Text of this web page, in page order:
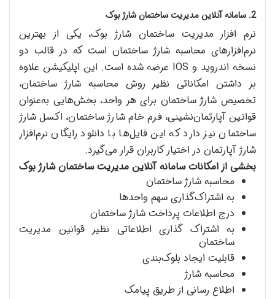
2. سامانه آنلاین مدیریت ساختمان شارژ بوک
نرم‌ افزار مدیریت ساختمان شارژ بوک، یکی از بهترین
نرم‌افزارهای محاسبه شارژ ساختمان است که در قالب دو
نسخه اندروید و IOS عرضه شده است. این اپلیکیشن علاوه
‌بر داشتن امکاناتی نظیر روش محاسبه شارژ ساختمان،
تخصیص شارژ ساختمان برای هر واحد، بخش‌هایی به‌عنوان
قوانین آپارتمان‌‌نشینی، فرم خام شارژ ساختمان، اکسل شارژ
ساختمان نیز دارد که این فایل‌ها با دانلود رایگان نرم‌افزار
شارژ آپارتمان در اختیار کاربران قرار می‌گیرد.
بخشی از امکانات سامانه آنلاین مدیریت ساختمان شارژ بوک
محاسبه شارژ ساختمان
به اشتراک‌گذاری سهم واحدها
درج اطلاعات پرداخت شارژ ساختمان
به اشتراک گذاری اطلاعاتی نظیر قوانین مدیریت
ساختمان
قابلیت ایجاد بلوک‌بندی
محاسبه شارژ
اطلاع رسانی از طریق پیامک